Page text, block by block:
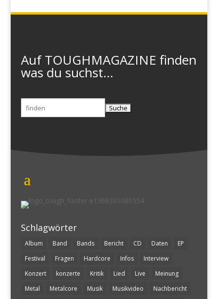
Auf TOUGHMAGAZINE finden
was du suchst...
Suchen
nach:
Schlagwörter
Album Band Bands Bericht CD Daten
EP
Festival
Fragen Hardcore Infos
Interview
Konzert
konzerte Kritik Lied Live
Meinung
Metal
Metalcore Musik Musikvideo Nachbericht